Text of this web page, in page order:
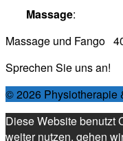
Massage:
Massage und Fango
Sprechen Sie uns an!
© 2026 Physiotherapie
Diese Website benutzt
weiter nutzen, gehen